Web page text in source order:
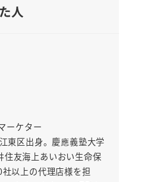
人
ーケター
東区出身。慶應義塾大学
住友海上あいおい生命保
以上の代理店様を担